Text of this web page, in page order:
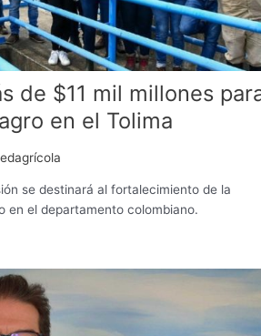
de $11 mil millones
en el Tolima
se destinará al fortalecimiento de la
en el departamento colombiano.